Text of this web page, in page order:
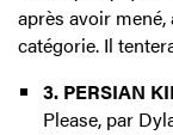
après avoir mené,
catégorie. Il
3. PERSIAN
Please, par